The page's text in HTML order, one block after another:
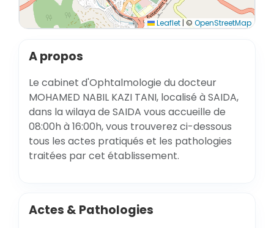
Leaflet |© OpenStreetMap
A propos
Le cabinet d'Ophtalmologie du docteur
MOHAMED NABIL KAZI TANI, localisé à SAIDA,
dans la wilaya de SAIDA vous accueille de
08:00h à 16:00h, vous trouverez ci-dessous
tous les actes pratiqués et les pathologies
traitées par cet établissement.
Actes & Pathologies